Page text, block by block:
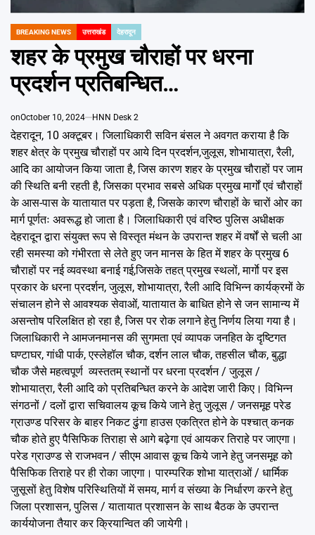
POSTED
BREAKING NEWS उत्तराखंड देहरादून
शहर के प्रमुख चौराहों पर धरना
प्रदर्शन प्रतिबन्धित…
onOctober 10, 2024 HNN Desk 2
देहरादून, 10 अक्टूबर। जिलाधिकारी सविन बंसल ने अवगत कराया है कि
शहर क्षेत्र के प्रमुख चौराहों पर आये दिन प्रदर्शन,जुलूस, शोभायात्रा, रैली,
आदि का आयोजन किया जाता है, जिस कारण शहर के प्रमुख चौराहों पर जाम
की स्थिति बनी रहती है, जिसका प्रभाव सबसे अधिक प्रमुख मार्गों एवं चौराहों
के आस-पास के यातायात पर पड़ता है, जिसके कारण चौराहों के चारों ओर का
मार्ग पूर्णतः अवरूद्ध हो जाता है। जिलाधिकारी एवं वरिष्ठ पुलिस अधीक्षक
देहरादून द्वारा संयुक्त रूप से विस्तृत मंथन के उपरान्त शहर में वर्षों से चली आ
रही समस्या को गंभीरता से लेते हुए जन मानस के हित में शहर के प्रमुख 6
चौराहों पर नई व्यवस्था बनाई गई,जिसके तहत् प्रमुख स्थलों, मार्गाे पर इस
प्रकार के धरना प्रदर्शन, जुलूस, शोभायात्रा, रैली आदि विभिन्न कार्यक्रमों के
संचालन होने से आवश्यक सेवाओं, यातायात के बाधित होने से जन सामान्य में
असन्तोष परिलक्षित हो रहा है, जिस पर रोक लगाने हेतु निर्णय लिया गया है।
जिलाधिकारी ने आमजनमानस की सुगमता एवं व्यापक जनहित के दृष्टिगत
घण्टाघर, गांधी पार्क, एस्लेहॉल चौक, दर्शन लाल चौक, तहसील चौक, बुद्धा
चौक जैसे महत्वपूर्ण व्यस्ततम् स्थानों पर धरना प्रदर्शन / जुलूस /
शोभायात्रा, रैली आदि को प्रतिबन्धित करने के आदेश जारी किए। विभिन्न
संगठनों / दलों द्वारा सचिवालय कूच किये जाने हेतु जुलूस / जनसमूह परेड
ग्राउण्ड परिसर के बाहर निकट ढुंगा हाउस एकत्रित होने के पश्चात् कनक
चौक होते हुए पैसिफिक तिराहा से आगे बढ़ेगा एवं आयकर तिराहे पर जाएगा।
परेड ग्राउण्ड से राजभवन / सीएम आवास कूच किये जाने हेतु जनसमूह को
पैसिफिक तिराहे पर ही रोका जाएगा। पारम्परिक शोभा यात्राओं / धार्मिक
जुसूसों हेतु विशेष परिस्थितियों में समय, मार्ग व संख्या के निर्धारण करने हेतु
जिला प्रशासन, पुलिस / यातायात प्रशासन के साथ बैठक के उपरान्त
कार्ययोजना तैयार कर क्रियान्वित की जायेगी।